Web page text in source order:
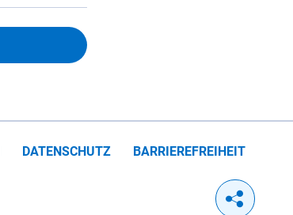
DATENSCHUTZ BARRIEREFREIHEIT